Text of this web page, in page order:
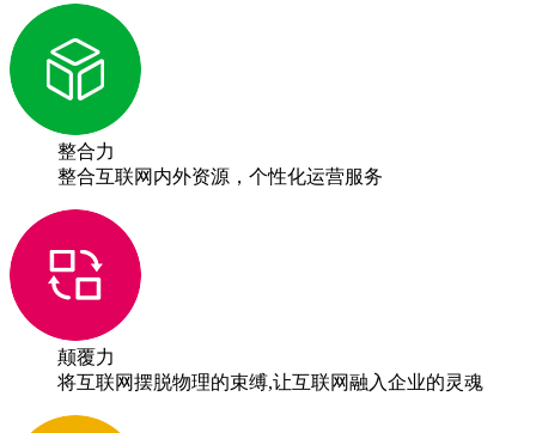
整合力
整合互联网内外资源，个性化运营服务
颠覆力
将互联网摆脱物理的束缚,让互联网融入企业的灵魂